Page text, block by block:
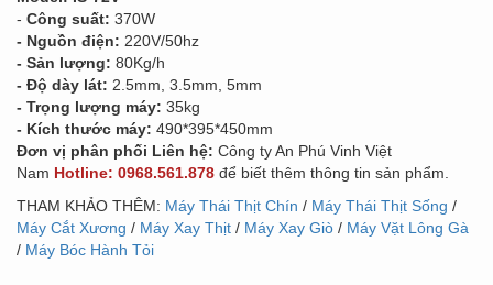
- Công suất: 370W
- Nguồn điện: 220V/50hz
- Sản lượng: 80Kg/h
- Độ dày lát: 2.5mm, 3.5mm, 5mm
- Trọng lượng máy: 35kg
- Kích thước máy: 490*395*450mm
Đơn vị phân phối Liên hệ: Công ty An Phú Vinh Việt
Nam Hotline: 0968.561.878 để biết thêm thông tin sản phẩm.
THAM KHẢO THÊM: Máy Thái Thịt Chín / Máy Thái Thịt Sống /
Máy Cắt Xương / Máy Xay Thịt / Máy Xay Giò / Máy Vặt Lông Gà
/ Máy Bóc Hành Tỏi